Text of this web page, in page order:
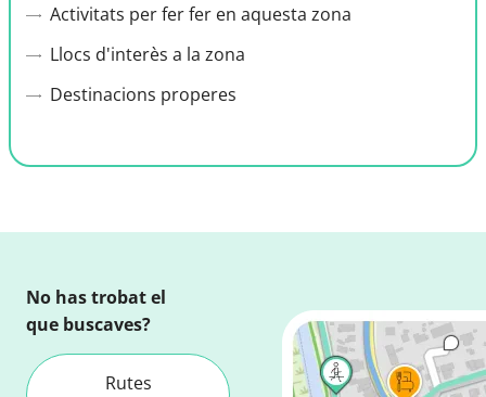
Activitats per fer fer en aquesta zona
Llocs d'interès a la zona
Destinacions properes
No has trobat el
que buscaves?
Rutes